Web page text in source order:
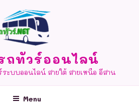
ถทัวร์ออนไลน์
ะบบออนไลน์ สายใต้ สายเหนือ อีสาน
Menu